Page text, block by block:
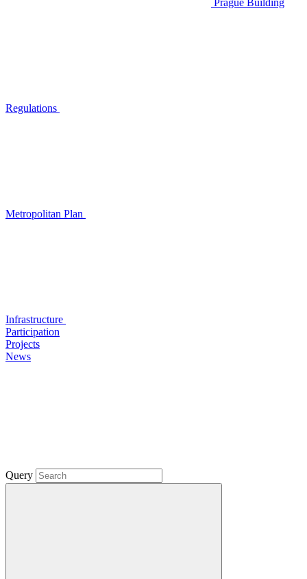
Prague Building
Regulations
Metropolitan Plan
Infrastructure
Participation
Projects
News
Query